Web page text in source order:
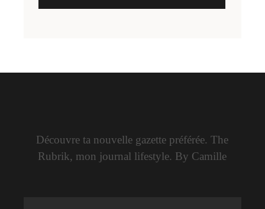
Découvre ta nouvelle gazette préférée. The
Rubrik, mon journal lifestyle. By Camille